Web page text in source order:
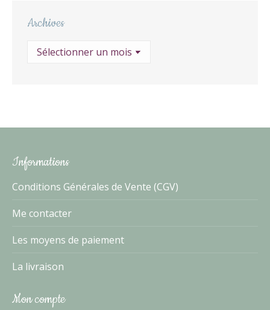
Archives
Archives
Informations
Conditions Générales de Vente (CGV)
Me contacter
Les moyens de paiement
La livraison
Mon compte